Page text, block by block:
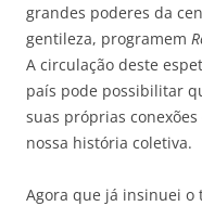
grandes poderes da
gentileza, programem
A circulação deste
país pode possibilitar
suas próprias
nossa história coletiva.
Agora que já insinuei o